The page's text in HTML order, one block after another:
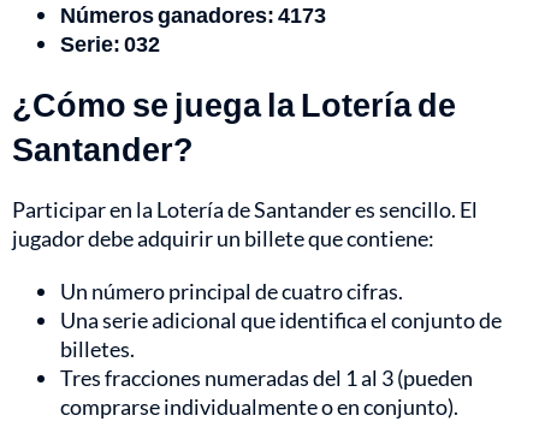
Números ganadores: 4173
Serie:032
¿Cómo se juega la Lotería de
Santander?
Participar en la Lotería de Santander es sencillo. El
jugador debe adquirir un billete que contiene:
Un número principal de cuatro cifras.
Una serie adicional que identifica el conjunto de
billetes.
Tres fracciones numeradas del 1 al 3 (pueden
comprarse individualmente o en conjunto).